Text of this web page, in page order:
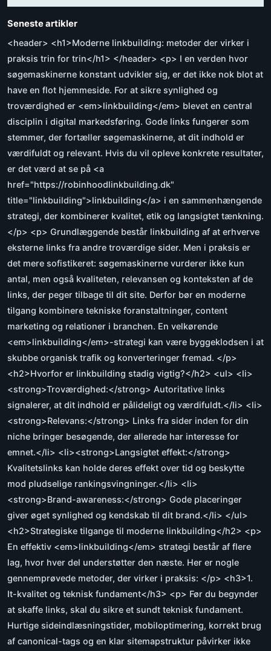
Seneste artikler
<header> <h1>Moderne linkbuilding: metoder der virker i
praksis trin for trin</h1> </header> <p> I en verden hvor
søgemaskinerne konstant udvikler sig, er det ikke nok blot at
have en flot hjemmeside. For at sikre synlighed og
troværdighed er <em>linkbuilding</em> blevet en central
disciplin i digital markedsføring. Gode links fungerer som
stemmer, der fortæller søgemaskinerne, at dit indhold er
værdifuldt og relevant. Hvis du vil opleve konkrete resultater,
er det værd at se på <a
href="https://robinhoodlinkbuilding.dk"
title="linkbuilding">linkbuilding</a> i en sammenhængende
strategi, der kombinerer kvalitet, etik og langsigtet tænkning.
</p> <p> Grundlæggende består linkbuilding af at erhverve
eksterne links fra andre troværdige sider. Men i praksis er
det mere sofistikeret: søgemaskinerne vurderer ikke kun
antal, men også kvaliteten, relevansen og konteksten af de
links, der peger tilbage til dit site. Derfor bør en moderne
tilgang kombinere tekniske foranstaltninger, content
marketing og relationer i branchen. En velkørende
<em>linkbuilding</em>-strategi kan være byggeklodsen i at
skubbe organisk trafik og konverteringer fremad. </p>
<h2>Hvorfor er linkbuilding stadig vigtig?</h2> <ul> <li>
<strong>Troværdighed:</strong> Autoritative links
signalerer, at dit indhold er pålideligt og værdifuldt.</li> <li>
<strong>Relevans:</strong> Links fra sider inden for din
niche bringer besøgende, der allerede har interesse for
emnet.</li> <li><strong>Langsigtet effekt:</strong>
Kvalitetslinks kan holde deres effekt over tid og beskytte
mod pludselige rankingsvingninger.</li> <li>
<strong>Brand-awareness:</strong> Gode placeringer
giver øget synlighed og kendskab til dit brand.</li> </ul>
<h2>Strategiske tilgange til moderne linkbuilding</h2> <p>
En effektiv <em>linkbuilding</em> strategi består af flere
lag, hvor hver del understøtter den næste. Her er nogle
gennemprøvede metoder, der virker i praksis: </p> <h3>1.
It-kvalitet og teknisk fundament</h3> <p> Før du begynder
at skaffe links, skal du sikre et sundt teknisk fundament.
Hurtige sideindlæsningstider, mobiloptimering, korrekt brug
af canonical-tags og en klar sitemapstruktur påvirker ikke